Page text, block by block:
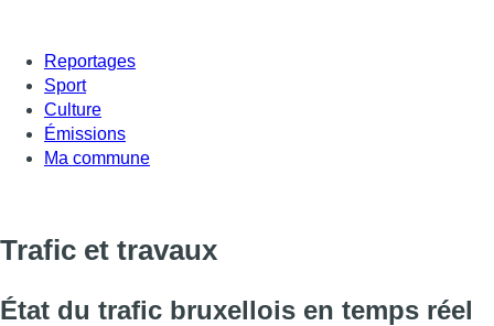
Reportages
Sport
Culture
Émissions
Ma commune
Trafic et travaux
État du trafic bruxellois en temps réel